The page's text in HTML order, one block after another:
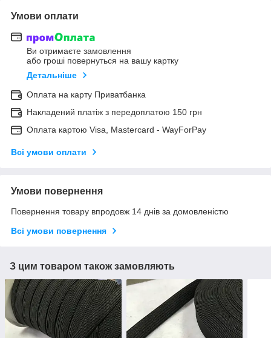
Умови оплати
Ви отримаєте замовлення
або гроші повернуться на вашу картку
Детальніше
Оплата на карту Приватбанка
Накладений платіж з передоплатою 150 грн
Оплата картою Visa, Mastercard - WayForPay
Всі умови оплати
Умови повернення
Повернення товару впродовж 14 днів за домовленістю
Всі умови повернення
З цим товаром також замовляють